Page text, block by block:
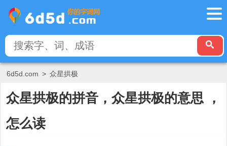
6d5d.com > 众星拱极
众星拱极的拼音，众星拱极的意思 ，
怎么读